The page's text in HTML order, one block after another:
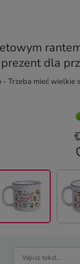
prezent dla
Trzeba mieć wielkie